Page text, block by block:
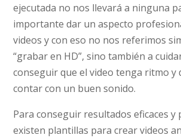
ejecutada no nos llevará a ninguna
importante dar un aspecto
videos y con eso no nos referimos
“grabar en HD”, sino también a
conseguir que el video tenga ritmo y
contar con un buen sonido.
Para conseguir resultados eficaces y
existen plantillas para crear videos